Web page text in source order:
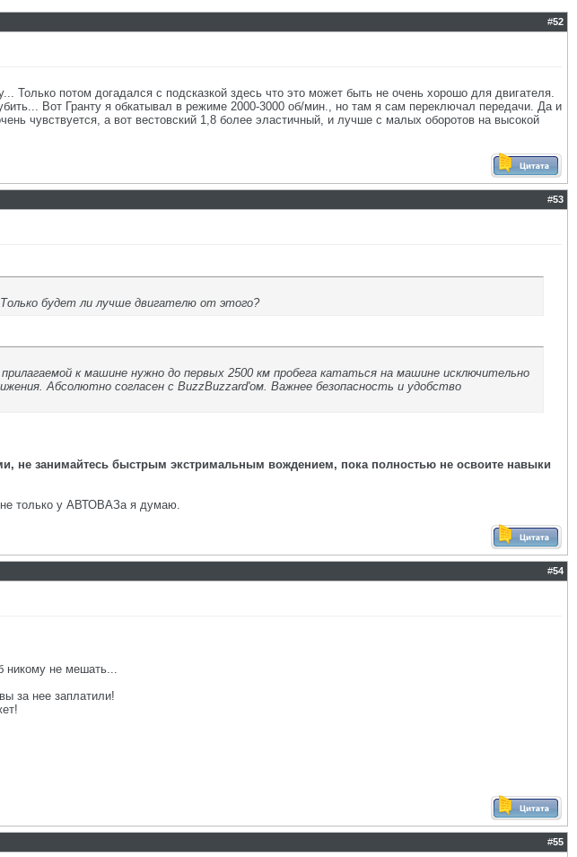
#52
Только потом догадался с подсказкой здесь что это может быть не очень хорошо для двигателя.
Вот Гранту я обкатывал в режиме 2000-3000 об/мин., но там я сам переключал передачи. Да и
чувствуется, а вот вестовский 1,8 более эластичный, и лучше с малых оборотов на высокой
#53
будет ли лучше двигателю от этого?
к машине нужно до первых 2500 км пробега кататься на машине исключительно
Абсолютно согласен с BuzzBuzzard'ом. Важнее безопасность и удобство
не занимайтесь быстрым экстримальным вождением, пока полностью не освоите навыки
не только у АВТОВАЗа я думаю.
#54
никому не мешать...
за нее заплатили!
#55